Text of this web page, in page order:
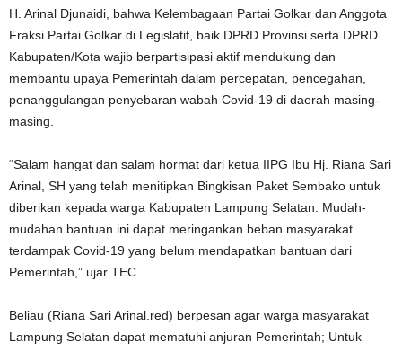
H. Arinal Djunaidi, bahwa Kelembagaan Partai Golkar dan Anggota
Fraksi Partai Golkar di Legislatif, baik DPRD Provinsi serta DPRD
Kabupaten/Kota wajib berpartisipasi aktif mendukung dan
membantu upaya Pemerintah dalam percepatan, pencegahan,
penanggulangan penyebaran wabah Covid-19 di daerah masing-
masing.
“Salam hangat dan salam hormat dari ketua IIPG Ibu Hj. Riana Sari
Arinal, SH yang telah menitipkan Bingkisan Paket Sembako untuk
diberikan kepada warga Kabupaten Lampung Selatan. Mudah-
mudahan bantuan ini dapat meringankan beban masyarakat
terdampak Covid-19 yang belum mendapatkan bantuan dari
Pemerintah,” ujar TEC.
Beliau (Riana Sari Arinal.red) berpesan agar warga masyarakat
Lampung Selatan dapat mematuhi anjuran Pemerintah; Untuk